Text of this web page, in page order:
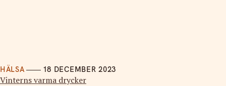
HÄLSA 18 DECEMBER 2023
Vinterns varma drycker